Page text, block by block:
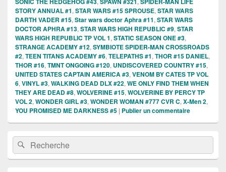
STORY ANNUAL #1, STAR WARS #15 SPROUSE, STAR WARS
DARTH VADER #15, Star wars doctor Aphra #11, STAR WARS
DOCTOR APHRA #13, STAR WARS HIGH REPUBLIC #9, STAR
WARS HIGH REPUBLIC TP VOL 1, STATIC SEASON ONE #3,
STRANGE ACADEMY #12, SYMBIOTE SPIDER-MAN CROSSROADS
#2, TEEN TITANS ACADEMY #6, TELEPATHS #1, THOR #15 DANIEL,
THOR #16, TMNT ONGOING #120, UNDISCOVERED COUNTRY #15,
UNITED STATES CAPTAIN AMERICA #3, VENOM BY CATES TP VOL
6, VINYL #3, WALKING DEAD DLX #22, WE ONLY FIND THEM WHEN
THEY ARE DEAD #8, WOLVERINE #15, WOLVERINE BY PERCY TP
VOL 2, WONDER GIRL #3, WONDER WOMAN #777 CVR C, X-Men 2,
YOU PROMISED ME DARKNESS #5 | Publier un commentaire
Zone
principale
de
widget
Recherche :Rechercher